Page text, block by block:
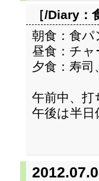
［/Diary：
朝食：食パ
昼食：チャ
夕食：寿司
午前中、打
午後は半日